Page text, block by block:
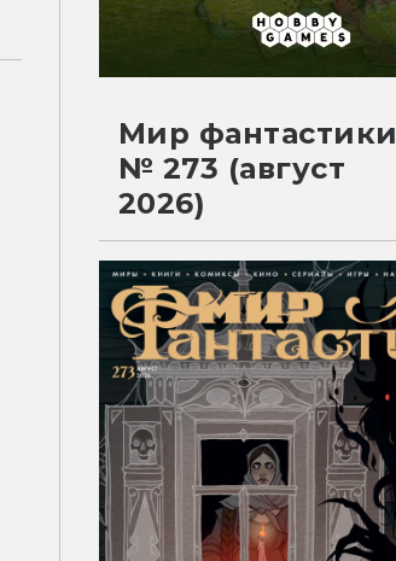
Мир фантастики
№ 273 (август
2026)